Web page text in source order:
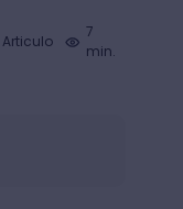
Articulo
7
min.